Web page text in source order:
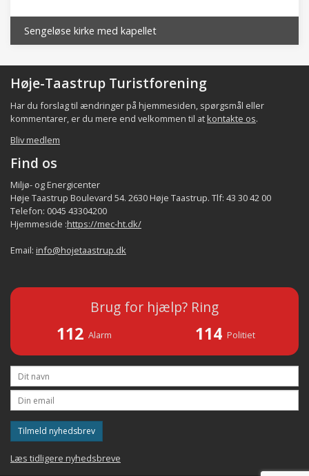
Sengeløse kirke med kapellet
Høje-Taastrup Turistforening
Har du forslag til ændringer på hjemmesiden, spørgsmål eller
kommentarer, er du mere end velkommen til at kontakte os.
Bliv medlem
Find os
Miljø- og Energicenter
Høje Taastrup Boulevard 54. 2630 Høje Taastrup. Tlf: 43 30 42 00
Telefon: 0045 43304200
Hjemmeside :https://mec-ht.dk/
Email: info@hojetaastrup.dk
Brug for hjælp? Ring
112 Alarm 114 Politiet
Tilmeld nyhedsbrev
Læs tidligere nyhedsbreve